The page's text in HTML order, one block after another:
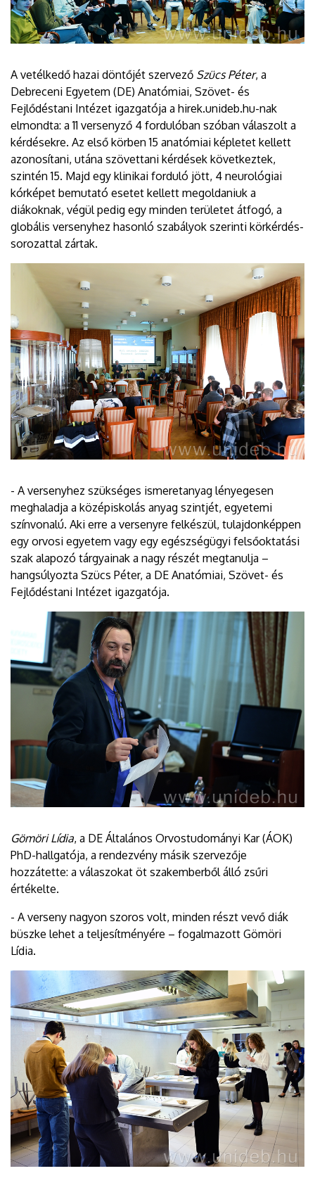
A vetélkedő hazai döntőjét szervező Szücs Péter, a
Debreceni Egyetem (DE) Anatómiai, Szövet- és
Fejlődéstani Intézet igazgatója a hirek.unideb.hu-nak
elmondta: a 11 versenyző 4 fordulóban szóban válaszolt a
kérdésekre. Az első körben 15 anatómiai képletet kellett
azonosítani, utána szövettani kérdések következtek,
szintén 15. Majd egy klinikai forduló jött, 4 neurológiai
kórképet bemutató esetet kellett megoldaniuk a
diákoknak, végül pedig egy minden területet átfogó, a
globális versenyhez hasonló szabályok szerinti körkérdés-
sorozattal zártak.
- A versenyhez szükséges ismeretanyag lényegesen
meghaladja a középiskolás anyag szintjét, egyetemi
színvonalú. Aki erre a versenyre felkészül, tulajdonképpen
egy orvosi egyetem vagy egy egészségügyi felsőoktatási
szak alapozó tárgyainak a nagy részét megtanulja –
hangsúlyozta Szücs Péter, a DE Anatómiai, Szövet- és
Fejlődéstani Intézet igazgatója.
Gömöri Lídia, a DE Általános Orvostudományi Kar (ÁOK)
PhD-hallgatója, a rendezvény másik szervezője
hozzátette: a válaszokat öt szakemberből álló zsűri
értékelte.
- A verseny nagyon szoros volt, minden részt vevő diák
büszke lehet a teljesítményére – fogalmazott Gömöri
Lídia.